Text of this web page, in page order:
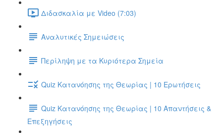
Διδασκαλία με Video (7:03)
Αναλυτικές Σημειώσεις
Περίληψη με τα Κυριότερα Σημεία
Quiz Κατανόησης της Θεωρίας | 10 Ερωτήσεις
Quiz Κατανόησης της Θεωρίας | 10 Απαντήσεις &
Επεξηγήσεις